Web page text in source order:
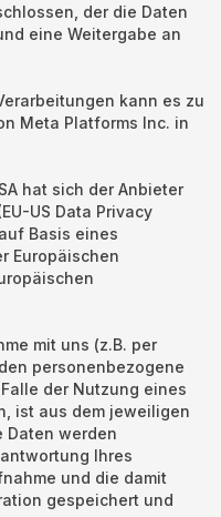
der die Daten
eine Weitergabe an
kann es zu
Meta Platforms Inc. in
hat sich der Anbieter
US Data Privacy
Basis eines
Europäischen
mit uns (z.B. per
personenbezogene
der Nutzung eines
ist aus dem jeweiligen
Daten werden
Ihres
und die damit
gespeichert und